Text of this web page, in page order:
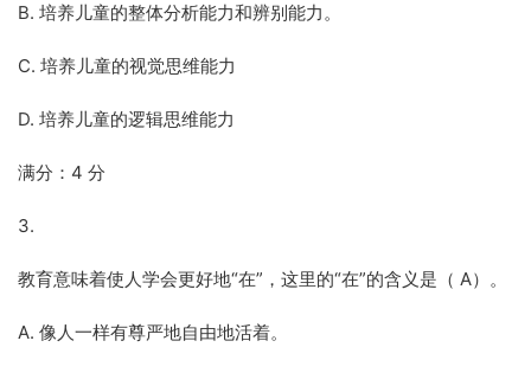
B. 培养儿童的整体分析能力和辨别能力。
C. 培养儿童的视觉思维能力
D. 培养儿童的逻辑思维能力
满分：4 分
3.
教育意味着使人学会更好地“在”，这里的“在”的含义是（ A）。
A. 像人一样有尊严地自由地活着。